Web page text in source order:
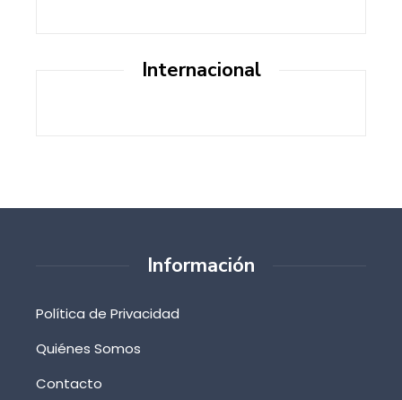
Internacional
Información
Política de Privacidad
Quiénes Somos
Contacto